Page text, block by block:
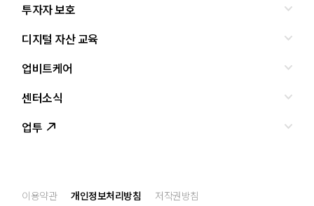
투자자 보호
올바른 투자란?
투자사기 유형과 예방
업비트 보호조치
디지털 자산 교육
교육
조사·연구
업비트케어
서비스안내
서비스신청
센터소식
인사말
공지사항
업투
이용약관 개인정보처리방침 저작권방침